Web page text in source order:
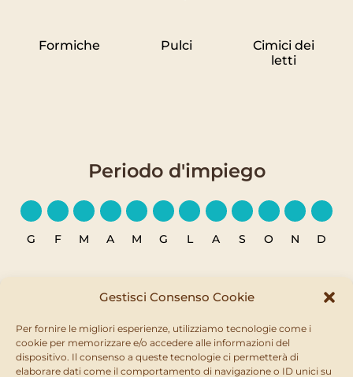
Gestisci Consenso Cookie
Per fornire le migliori esperienze, utilizziamo tecnologie come i
cookie per memorizzare e/o accedere alle informazioni del
dispositivo. Il consenso a queste tecnologie ci permetterà di
elaborare dati come il comportamento di navigazione o ID unici su
Formiche Pulci
Cimici dei
letti
Periodo d'impiego
G F M A M G L A S O N D
Scopri di più su:
Ultrakill®